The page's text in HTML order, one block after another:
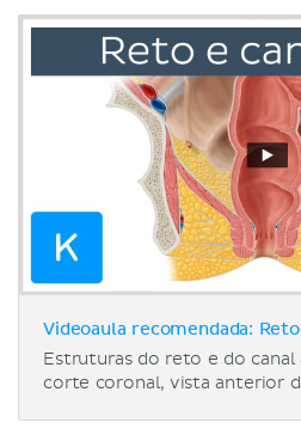
Videoaula recomendada:
Estruturas do reto e do canal
corte coronal, vista anterior